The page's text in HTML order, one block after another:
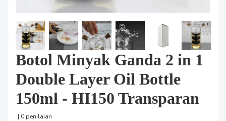
Botol Minyak Ganda 2 in 1
Double Layer Oil Bottle
150ml - HI150 Transparan
| 0 penilaian